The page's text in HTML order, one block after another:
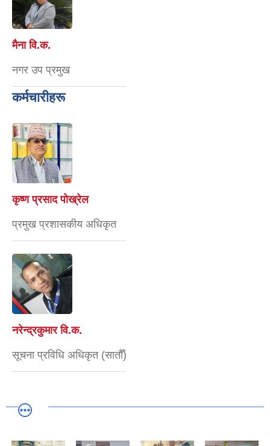
मैना वि‍.क.
नगर उप प्रमुख
कर्मचारीहरू
कृष्ण प्रसाद पोख्रेल
प्रमुख प्रशासकीय अधिकृत
नरेन्द्रकुमार वि.क.
सूचना प्रविधि अधिकृत (सातौँ)